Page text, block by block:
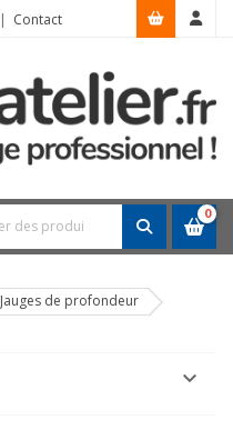
| Contact
0
Jauges de profondeur
